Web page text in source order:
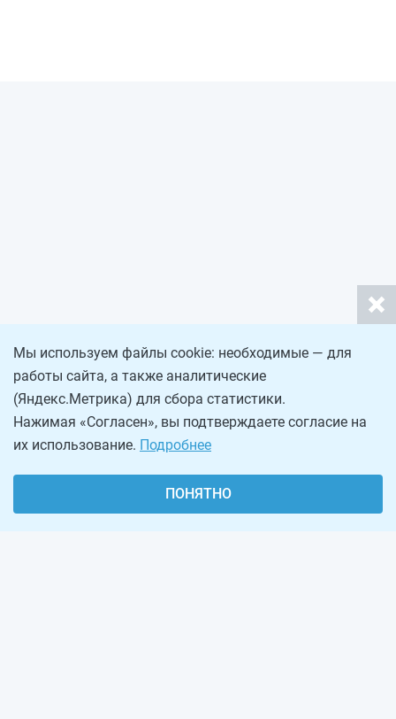
Мы используем файлы cookie: необходимые — для
работы сайта, а также аналитические
(Яндекс.Метрика) для сбора статистики.
Нажимая «Согласен», вы подтверждаете согласие на
их использование. Подробнее
ПОНЯТНО